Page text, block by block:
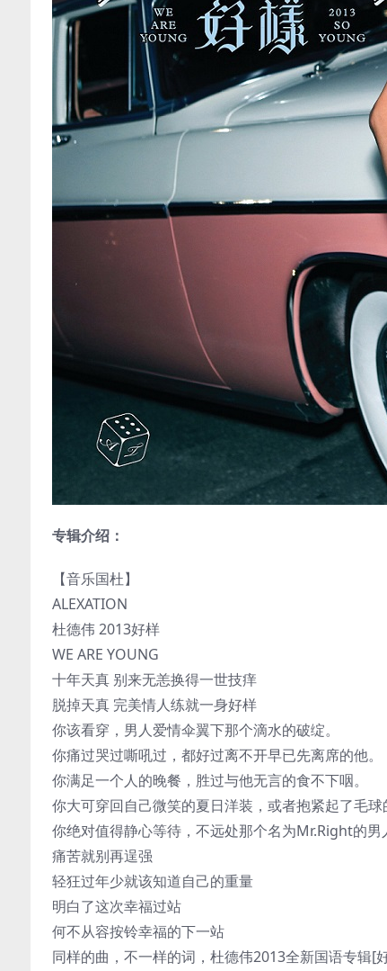
专辑介绍：
【音乐国杜】
ALEXATION
杜德伟 2013好样
WE ARE YOUNG
十年天真 别来无恙换得一世技痒
脱掉天真 完美情人练就一身好样
你该看穿，男人爱情伞翼下那个滴水的破绽。
你痛过哭过嘶吼过，都好过离不开早已先离席的他。
你满足一个人的晚餐，胜过与他无言的食不下咽。
你大可穿回自己微笑的夏日洋装，或者抱紧起了毛球
你绝对值得静心等待，不远处那个名为Mr.Right的男
痛苦就别再逞强
轻狂过年少就该知道自己的重量
明白了这次幸福过站
何不从容按铃幸福的下一站
同样的曲，不一样的词，杜德伟2013全新国语专辑